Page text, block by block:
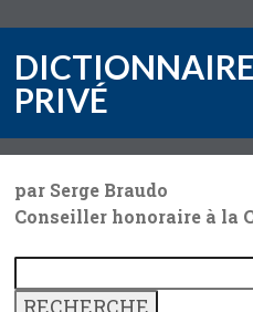
PRIVÉ
par Serge Braudo
Conseiller honoraire à la